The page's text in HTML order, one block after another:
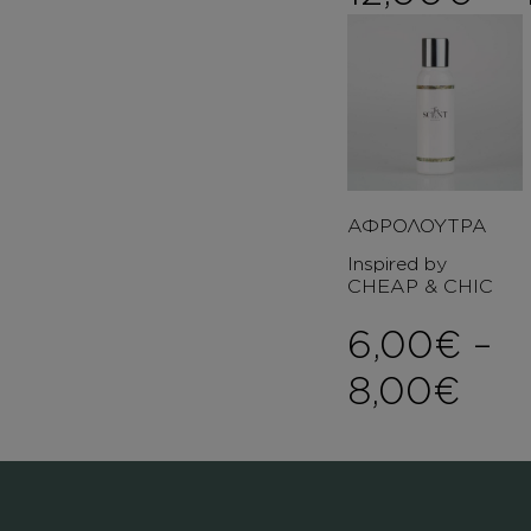
ΑΦΡΟΛΟΥΤΡΑ
Inspired by
CHEAP & CHIC
6,00€ –
8,00€